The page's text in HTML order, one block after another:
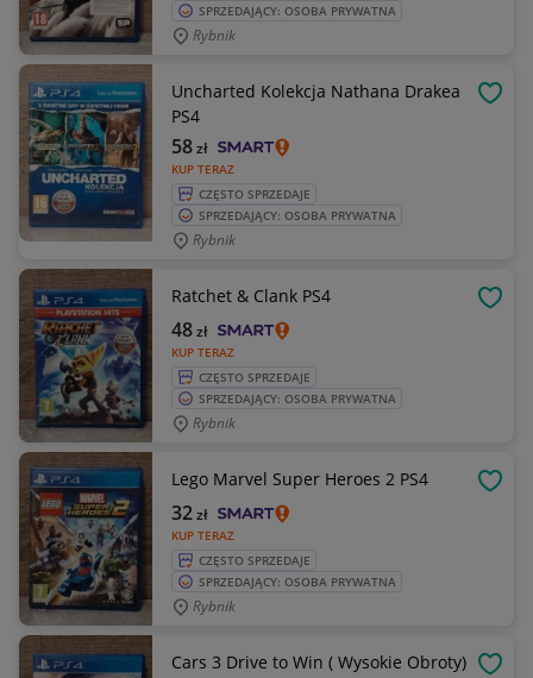
SPRZEDAJĄCY: OSOBA PRYWATNA
Rybnik
Uncharted Kolekcja Nathana Drakea
PS4
KUP TERAZ
58zł
CZĘSTO SPRZEDAJE
SPRZEDAJĄCY: OSOBA PRYWATNA
Rybnik
Ratchet & Clank PS4
KUP TERAZ
48zł
CZĘSTO SPRZEDAJE
SPRZEDAJĄCY: OSOBA PRYWATNA
Rybnik
Lego Marvel Super Heroes 2 PS4
KUP TERAZ
32zł
CZĘSTO SPRZEDAJE
SPRZEDAJĄCY: OSOBA PRYWATNA
Rybnik
Cars 3 Drive to Win ( Wysokie Obroty)